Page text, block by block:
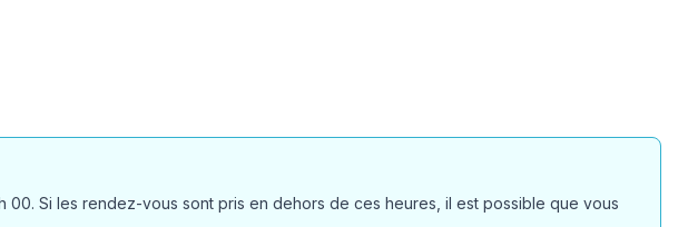
Si les rendez-vous sont pris en dehors de ces heures, il est possible que vous